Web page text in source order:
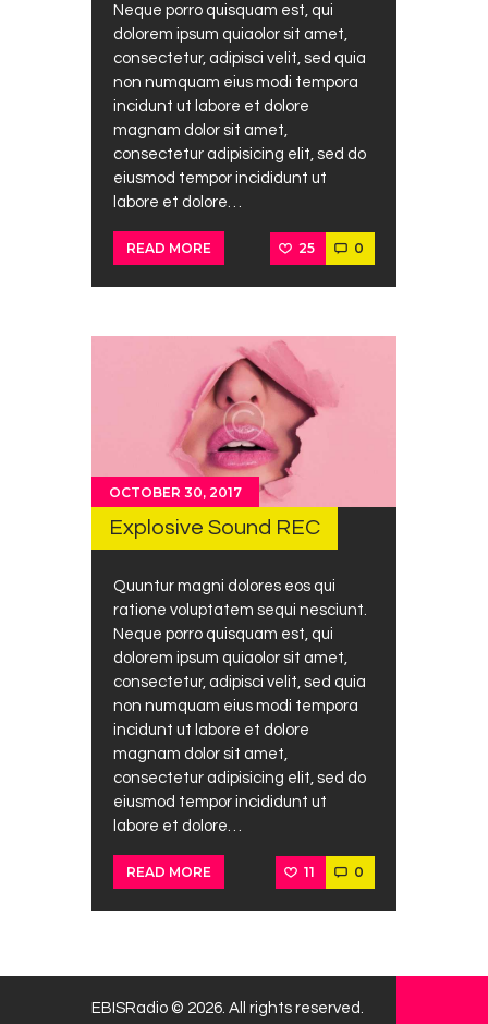
Neque porro quisquam est, qui
dolorem ipsum quiaolor sit amet,
consectetur, adipisci velit, sed quia
non numquam eius modi tempora
incidunt ut labore et dolore
magnam dolor sit amet,
consectetur adipisicing elit, sed do
eiusmod tempor incididunt ut
labore et dolore…
READ MORE 25 0
OCTOBER 30, 2017
Explosive Sound REC
Quuntur magni dolores eos qui
ratione voluptatem sequi nesciunt.
Neque porro quisquam est, qui
dolorem ipsum quiaolor sit amet,
consectetur, adipisci velit, sed quia
non numquam eius modi tempora
incidunt ut labore et dolore
magnam dolor sit amet,
consectetur adipisicing elit, sed do
eiusmod tempor incididunt ut
labore et dolore…
READ MORE 11 0
EBISRadio © 2026. All rights reserved.